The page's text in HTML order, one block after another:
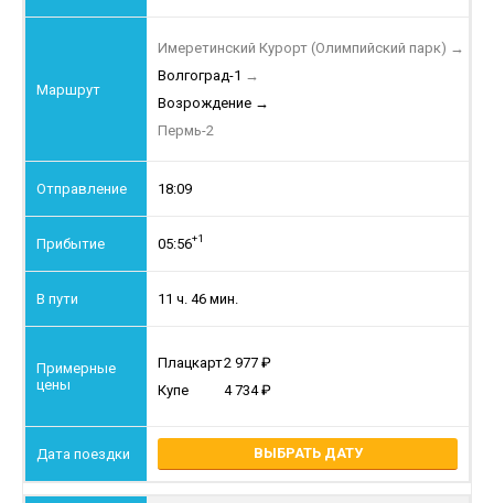
Имеретинский Курорт (Олимпийский парк) →
Волгоград-1 →
Возрождение →
Пермь-2
18:09
05:56+1
11 ч. 46 мин.
Плацкарт2 977
Купе
4 734
ВЫБРАТЬ ДАТУ